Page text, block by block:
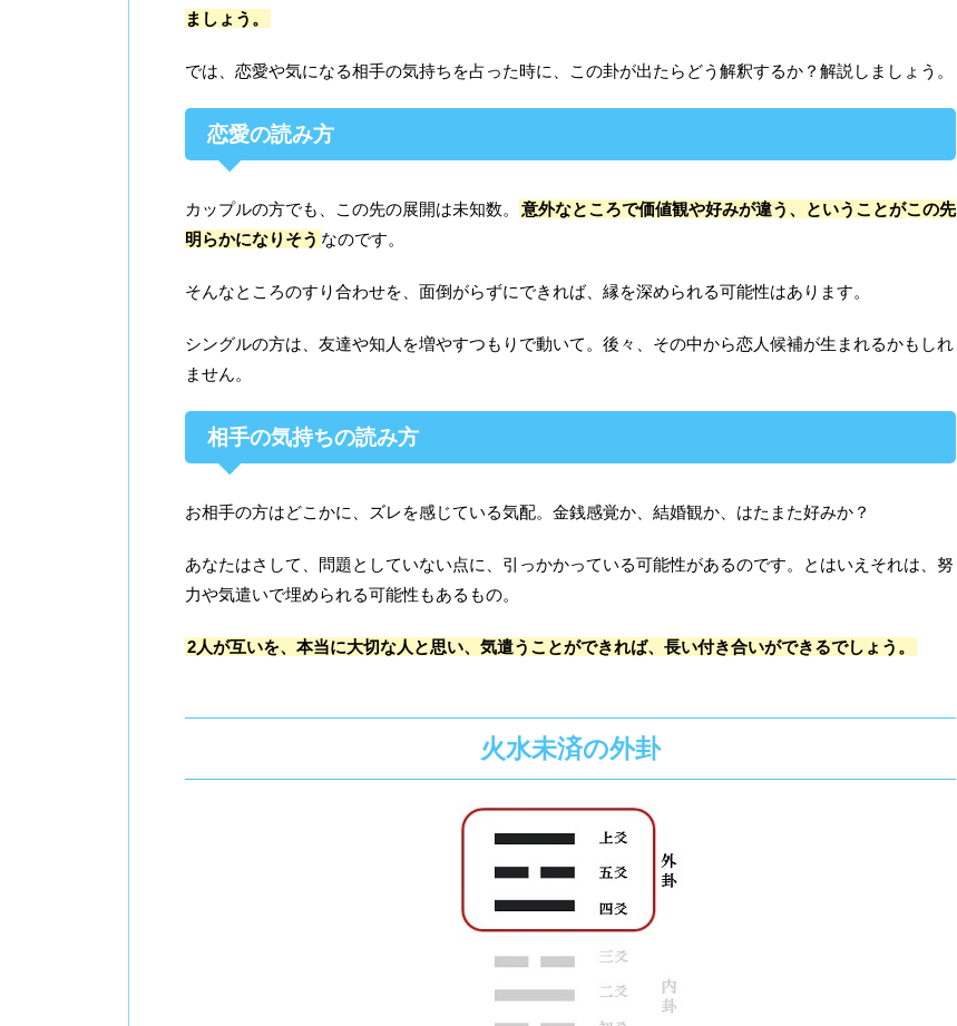
ましょう。
では、恋愛や気になる相手の気持ちを占った時に、この卦が出たらどう解釈するか？解説しましょう。
恋愛の読み方
カップルの方でも、この先の展開は未知数。
意外なところで価値観や好みが違う、ということがこの先
明らかになりそう なのです。
そんなところのすり合わせを、面倒がらずにできれば、縁を深められる可能性はあります。
シングルの方は、友達や知人を増やすつもりで動いて。後々、その中から恋人候補が生まれるかもしれ
ません。
相手の気持ちの読み方
お相手の方はどこかに、ズレを感じている気配。金銭感覚か、結婚観か、はたまた好みか？
あなたはさして、問題としていない点に、引っかかっている可能性があるのです。とはいえそれは、努
力や気遣いで埋められる可能性もあるもの。
2人が互いを、本当に大切な人と思い、気遣うことができれば、長い付き合いができるでしょう。
火水未済の外卦